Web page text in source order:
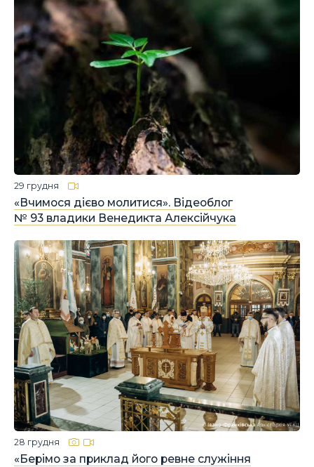
«Вчимося дієво молитися». Відеоблог
№ 93 владики Венедикта Алексійчука
29 грудня
«Берімо за приклад його ревне служіння
28 грудня